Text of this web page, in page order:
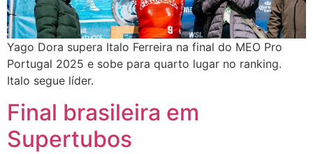
Yago Dora supera Italo Ferreira na final do MEO Pro
Portugal 2025 e sobe para quarto lugar no ranking.
Italo segue líder.
Final brasileira em
Supertubos